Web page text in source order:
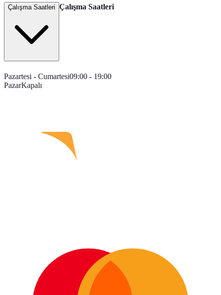
Çalışma Saatleri Çalışma Saatleri
Pazartesi - Cumartesi09:00 - 19:00
PazarKapalı